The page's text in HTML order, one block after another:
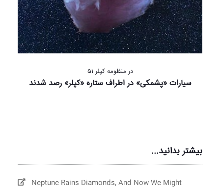
در منظومه کپلر ۵۱
سیارات «پشمکی» در اطراف ستاره «کپلر» رصد شدند
بیشتر بدانید...
Neptune Rains Diamonds, And Now We Might